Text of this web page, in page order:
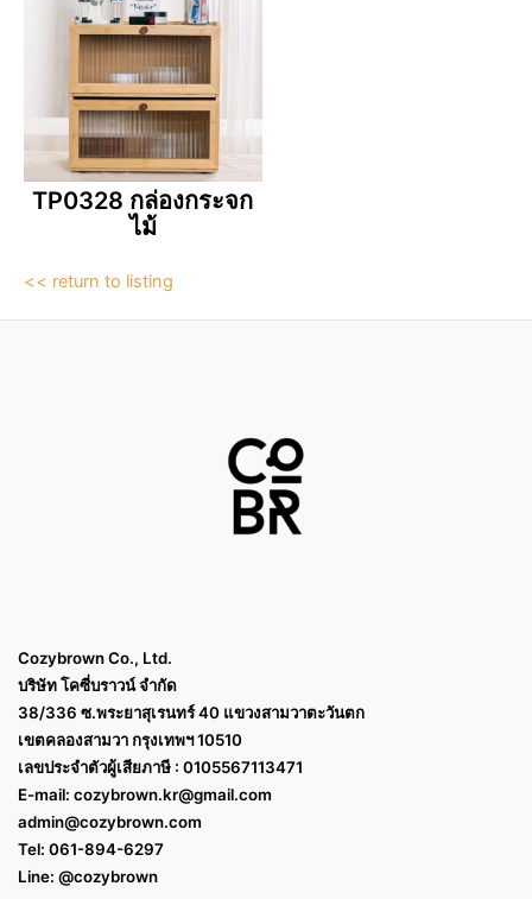
TP0328 กล่องกระจก
ไม้
<< return to listing
Cozybrown Co., Ltd.
บริษัท โคซี่บราวน์ จำกัด
38/336 ซ.พระยาสุเรนทร์ 40 แขวงสามวาตะวันตก
เขตคลองสามวา กรุงเทพฯ 10510
เลขประจำตัวผู้เสียภาษี : 0105567113471
E-mail: cozybrown.kr@gmail.com
admin@cozybrown.com
Tel: 061-894-6297
Line: @cozybrown